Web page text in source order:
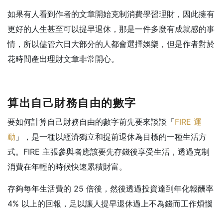
如果有人看到作者的文章開始克制消費學習理財，因此擁有
更好的人生甚至可以提早退休，那是一件多麼有成就感的事
情，所以儘管六日大部分的人都會選擇娛樂，但是作者對於
花時間產出理財文章非常開心。
算出自己財務自由的數字
要如何計算自己財務自由的數字前先要來談談「FIRE 運
動 」，是一種以經濟獨立和提前退休為目標的一種生活方
式。FIRE 主張參與者應該要先存錢後享受生活，透過克制
消費在年輕的時候快速累積財富。
存夠每年生活費的 25 倍後，然後透過投資達到年化報酬率
4% 以上的回報，足以讓人提早退休過上不為錢而工作煩惱